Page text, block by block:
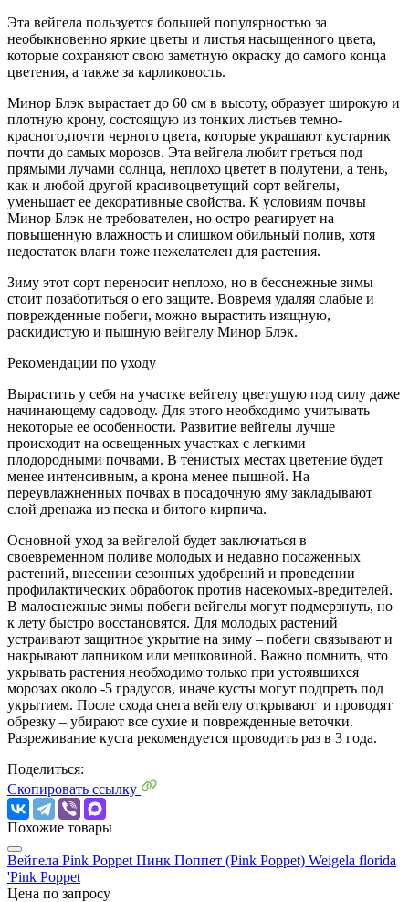
Эта вейгела пользуется большей популярностью за
необыкновенно яркие цветы и листья насыщенного цвета,
которые сохраняют свою заметную окраску до самого конца
цветения, а также за карликовость.
Минор Блэк вырастает до 60 см в высоту, образует широкую и
плотную крону, состоящую из тонких листьев темно-
красного,почти черного цвета, которые украшают кустарник
почти до самых морозов. Эта вейгела любит греться под
прямыми лучами солнца, неплохо цветет в полутени, а тень,
как и любой другой красивоцветущий сорт вейгелы,
уменьшает ее декоративные свойства. К условиям почвы
Минор Блэк не требователен, но остро реагирует на
повышенную влажность и слишком обильный полив, хотя
недостаток влаги тоже нежелателен для растения.
Зиму этот сорт переносит неплохо, но в бесснежные зимы
стоит позаботиться о его защите. Вовремя удаляя слабые и
поврежденные побеги, можно вырастить изящную,
раскидистую и пышную вейгелу Минор Блэк.
Рекомендации по уходу
Вырастить у себя на участке вейгелу цветущую под силу даже
начинающему садоводу. Для этого необходимо учитывать
некоторые ее особенности. Развитие вейгелы лучше
происходит на освещенных участках с легкими
плодородными почвами. В тенистых местах цветение будет
менее интенсивным, а крона менее пышной. На
переувлажненных почвах в посадочную яму закладывают
слой дренажа из песка и битого кирпича.
Основной уход за вейгелой будет заключаться в
своевременном поливе молодых и недавно посаженных
растений, внесении сезонных удобрений и проведении
профилактических обработок против насекомых-вредителей.
В малоснежные зимы побеги вейгелы могут подмерзнуть, но
к лету быстро восстановятся. Для молодых растений
устраивают защитное укрытие на зиму – побеги связывают и
накрывают лапником или мешковиной. Важно помнить, что
укрывать растения необходимо только при устоявшихся
морозах около -5 градусов, иначе кусты могут подпреть под
укрытием. После схода снега вейгелу открывают и проводят
обрезку – убирают все сухие и поврежденные веточки.
Разреживание куста рекомендуется проводить раз в 3 года.
Поделиться:
Скопировать ссылку
Похожие товары
Вейгела Pink Poppet Пинк Поппет (Pink Poppet) Weigela florida
'Pink Poppet
Цена по запросу